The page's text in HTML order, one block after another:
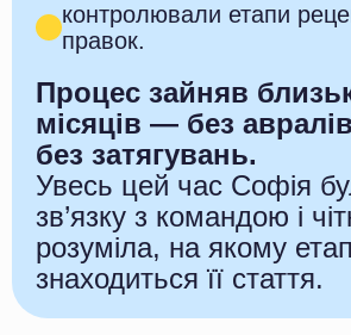
контролювали етапи
правок.
Процес зайняв
місяців — без
без затягувань.
Увесь цей час Софія
зв’язку з командою і
розуміла, на якому
знаходиться її стаття.